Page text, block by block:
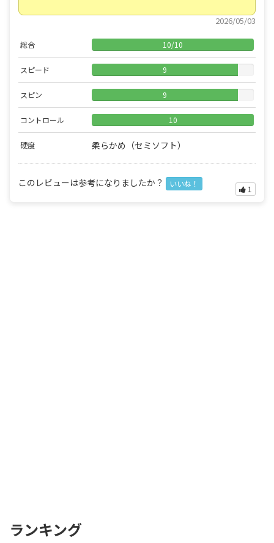
2026/05/03
総合 10/10
スピード 9
スピン 9
コントロール 10
硬度 柔らかめ（セミソフト）
このレビューは参考になりましたか？ いいね！
1
ランキング